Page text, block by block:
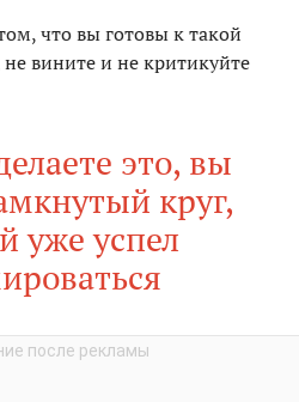
что вы готовы к такой
вините и не критикуйте
это, вы
круг,
уже успел